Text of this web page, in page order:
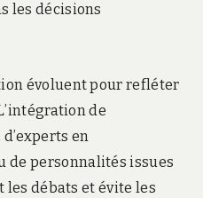
les décisions
évoluent pour refléter
de
en
de personnalités issues
débats et évite les